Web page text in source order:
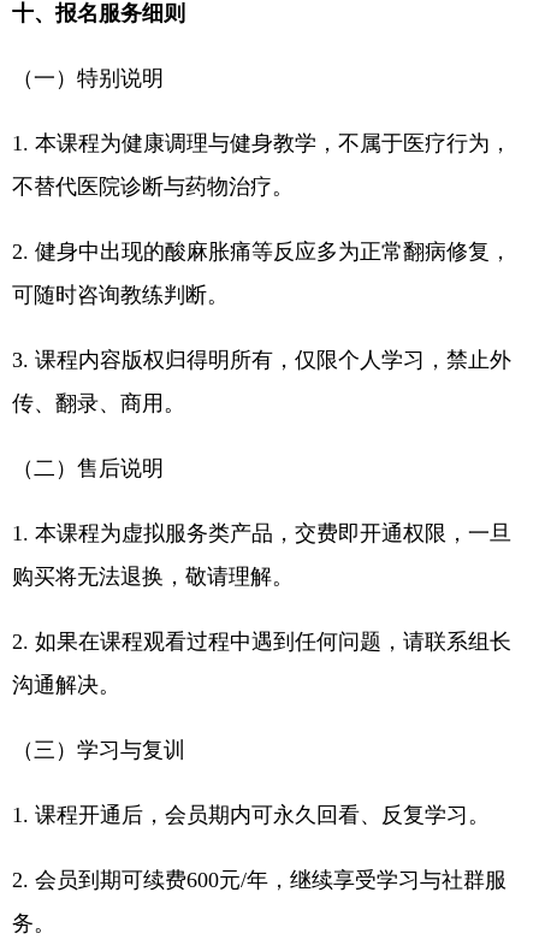
十、报名服务细则
（一）特别说明
1. 本课程为健康调理与健身教学，不属于医疗行为，
不替代医院诊断与药物治疗。
2. 健身中出现的酸麻胀痛等反应多为正常翻病修复，
可随时咨询教练判断。
3. 课程内容版权归得明所有，仅限个人学习，禁止外
传、翻录、商用。
（二）售后说明
1. 本课程为虚拟服务类产品，交费即开通权限，一旦
购买将无法退换，敬请理解。
2. 如果在课程观看过程中遇到任何问题，请联系组长
沟通解决。
（三）学习与复训
1. 课程开通后，会员期内可永久回看、反复学习。
2. 会员到期可续费600元/年，继续享受学习与社群服
务。